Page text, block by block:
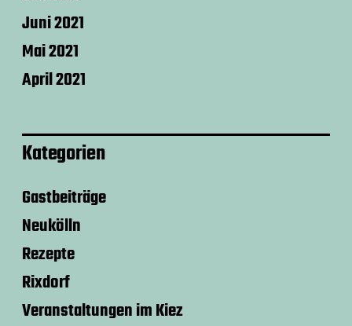
Juni 2021
Mai 2021
April 2021
Kategorien
Gastbeiträge
Neukölln
Rezepte
Rixdorf
Veranstaltungen im Kiez